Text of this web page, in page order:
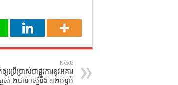
Next:
ប្រើប្រាស់ជាផ្លូវការនូវអគារ
ពស់ ២ជាន់ ស្មើនឹង ១២បន្ទប់